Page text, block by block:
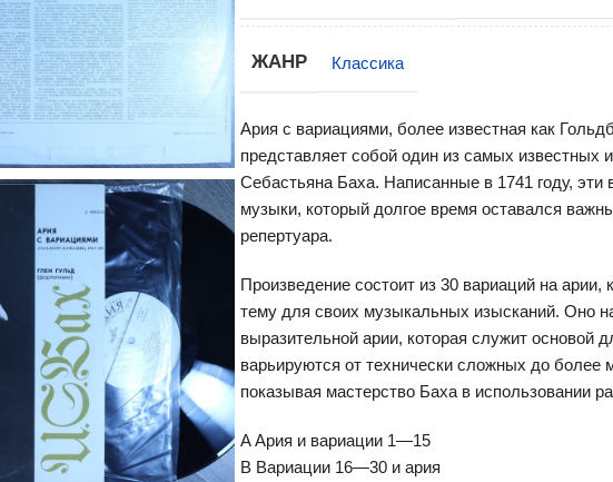
ЖАНР Классика
Ария с вариациями, более известная как
представляет собой один из самых известных
Себастьяна Баха. Написанные в 1741 году,
музыки, который долгое время оставался
репертуара.
Произведение состоит из 30 вариаций на
тему для своих музыкальных изысканий. Оно
выразительной арии, которая служит основой
варьируются от технически сложных до
показывая мастерство Баха в использовании
A Ария и вариации 1—15
B Вариации 16—30 и ария